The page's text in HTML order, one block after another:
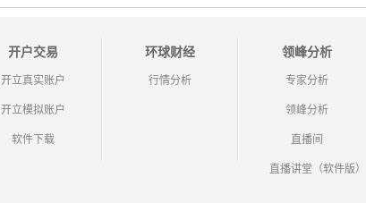
开户交易
开立真实账户
开立模拟账户
软件下载
环球财经
行情分析
领峰分析
专家分析
领峰分析
直播间
直播讲堂（软件版）